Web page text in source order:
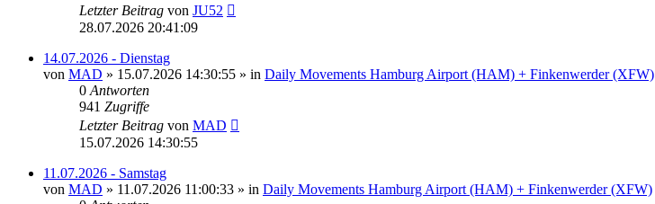
Letzter Beitrag von JU52
28.07.2026 20:41:09
14.07.2026 - Dienstag
von MAD » 15.07.2026 14:30:55 » in Daily Movements Hamburg Airport (HAM) + Finkenwerder (XFW)
0 Antworten
941 Zugriffe
Letzter Beitrag von MAD
15.07.2026 14:30:55
11.07.2026 - Samstag
von MAD » 11.07.2026 11:00:33 » in Daily Movements Hamburg Airport (HAM) + Finkenwerder (XFW)